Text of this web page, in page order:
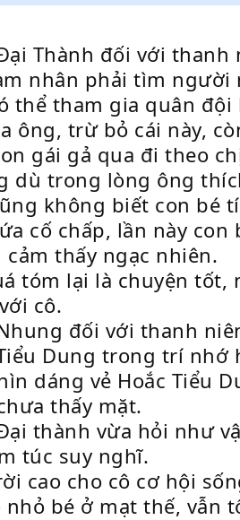
Thành đối với
nhân phải tìm người
thể tham gia quân
ông, trừ bỏ cái này,
gái gả qua đi theo
dù trong lòng ông
không biết con bé
cố chấp, lần này
cảm thấy ngạc nhiên.
tóm lại là chuyện
cô.
đối với thanh
Dung trong trí nhớ
dáng vẻ Hoắc Tiểu
thấy mặt.
thành vừa hỏi như
túc suy nghĩ.
cao cho cô cơ hội
nhỏ bé ở mạt thế, vẫn